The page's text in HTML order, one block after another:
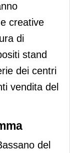
creative
di
stand
dei centri
vendita del
del